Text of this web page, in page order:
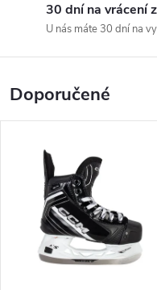
o
v
é
30 dní na vrácení
U nás máte 30 dní na
Doporučené